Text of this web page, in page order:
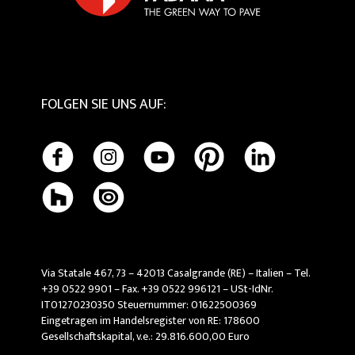
Pflege und Reinigung
FOLGEN SIE UNS AUF:
Via Statale 467, 73 – 42013 Casalgrande (RE) – Italien – Tel.
+39 0522 9901 – Fax. +39 0522 996121 – USt-IdNr.
IT01270230350 Steuernummer: 01622500369
Eingetragen im Handelsregister von RE: 178600
Gesellschaftskapital, v.e.: 29.816.600,00 Euro